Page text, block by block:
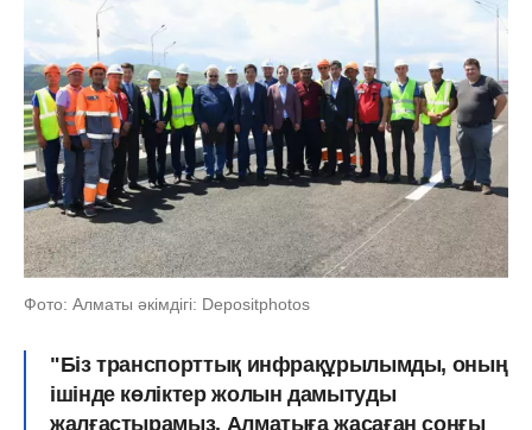
Фото: Алматы әкімдігі: Depositphotos
"Біз транспорттық инфрақұрылымды, оның
ішінде көліктер жолын дамытуды
жалғастырамыз. Алматыға жасаған соңғы